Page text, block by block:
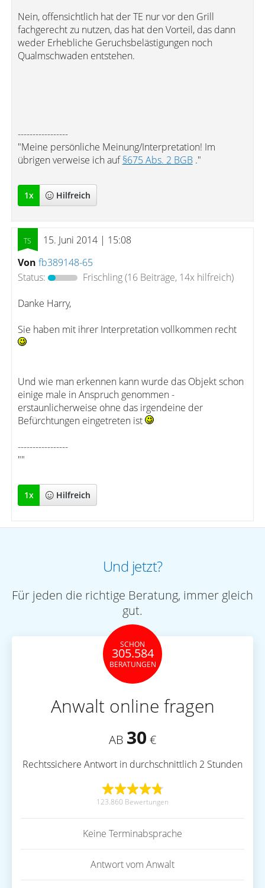
Nein, offensichtlich hat der TE nur vor den Grill
fachgerecht zu nutzen, das hat den Vorteil, das dann
weder Erhebliche Geruchsbelästigungen noch
Qualmschwaden entstehen.
-----------------
"Meine persönliche Meinung/Interpretation! Im
übrigen verweise ich auf§675 Abs. 2 BGB."
1x Hilfreich
15. Juni 2014 | 15:08
Von fb389148-65
Status:
Frischling(16 Beiträge, 14x hilfreich)
Danke Harry,
Sie haben mit ihrer Interpretation vollkommen recht
Und wie man erkennen kann wurde das Objekt schon
einige male in Anspruch genommen -
erstaunlicherweise ohne das irgendeine der
Befürchtungen eingetreten ist
-----------------
""
1x Hilfreich
Und jetzt?
Für jeden die richtige Beratung, immer gleich
gut.
SCHON
305.584
BERATUNGEN
Anwalt online fragen
AB 30 €
Rechtssichere Antwort in durchschnittlich 2 Stunden
123.860 Bewertungen
Keine Terminabsprache
Antwort vom Anwalt